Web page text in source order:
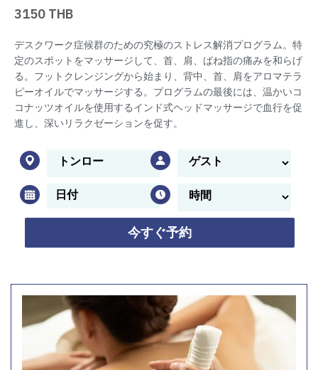
3150 THB
デスクワーク症候群のための究極のストレス解消プログラム。特
定のスポットをマッサージして、首、肩、ばね指の痛みを和らげ
る。フットクレンジングから始まり、背中、首、肩をアロマテラ
ピーオイルでマッサージする。プログラムの最後には、温かいコ
コナッツオイルを使用するインド式ヘッドマッサージで血行を促
進し、深いリラクゼーションを促す。
今すぐ予約